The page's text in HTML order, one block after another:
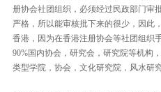
册协会社团组织，必须经过民政部门审
严格，所以能审核批下来的很少，因此
香港，因为在香港注册协会等社团组织
90%国内协会，研究会，研究院等机构
类型学院，协会，文化研究院，风水研